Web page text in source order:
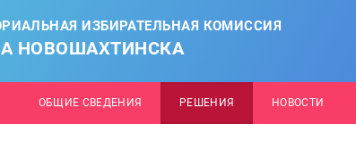
ИЗБИРАТЕЛЬНАЯ КОМИССИЯ
НОВОШАХТИНСКА
ОБЩИЕ СВЕДЕНИЯ РЕШЕНИЯ НОВОСТИ